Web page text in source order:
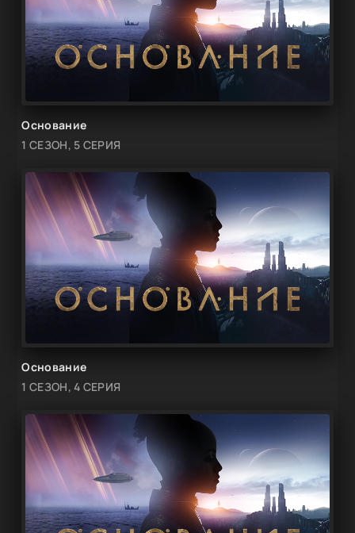
Основание
1 СЕЗОН, 5 СЕРИЯ
Основание
1 СЕЗОН, 4 СЕРИЯ